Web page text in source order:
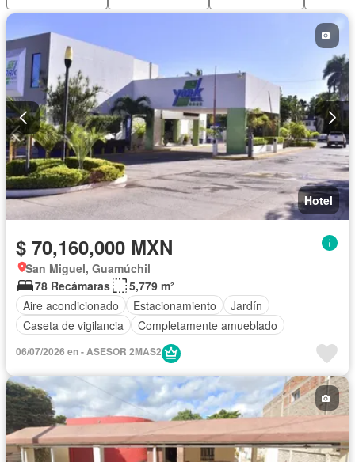
Hotel
$ 70,160,000 MXN
San Miguel, Guamúchil
78 Recámaras
5,779 m²
Aire acondicionado
Estacionamiento
Jardín
Caseta de vigilancia
Completamente amueblado
06/07/2026 en - ASESOR 2MAS2